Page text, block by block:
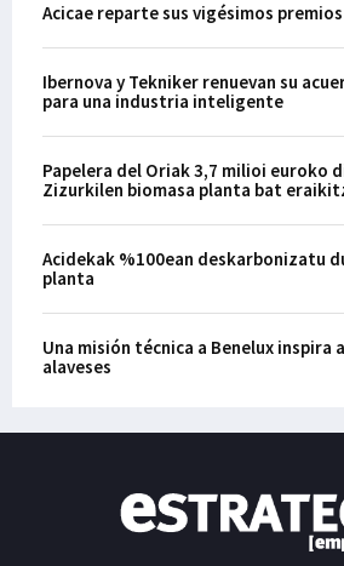
Acicae reparte sus vigésimos
Ibernova y Tekniker renuevan su
para una industria inteligente
Papelera del Oriak 3,7 milioi euroko
Zizurkilen biomasa planta bat
Acidekak %100ean deskarbonizatu
planta
Una misión técnica a Benelux inspira
alaveses